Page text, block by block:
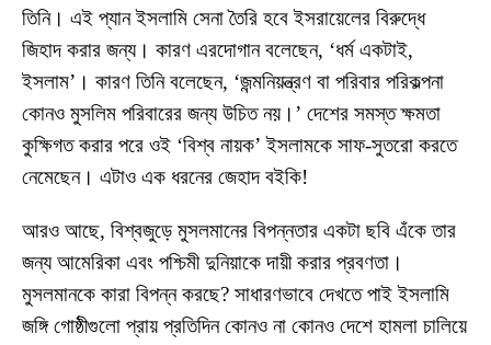
তিনি। এই প্যান ‌ইসলামি সেনা তৈরি হবে ইসরায়েলের বিরুদ্ধে
জিহাদ করার জন্য। কারণ এরদোগান বলেছেন, ‘ধর্ম একটাই,
ইসলাম’। কারণ তিনি বলেছেন, ‘জন্মনিয়ন্ত্রণ বা পরিবার পরিকল্পনা
কোনও মুসলিম পরিবারের জন্য উচিত নয়।’ দেশের সমস্ত ক্ষমতা
কুক্ষিগত করার পরে ওই ‘বিশ্ব নায়ক’ ইসলামকে সাফ-সুতরো করতে
নেমেছেন। এটাও এক ধরনের জেহাদ বইকি!
আরও আছে, বিশ্বজুড়ে মুসলমানের বিপন্নতার একটা ছবি এঁকে তার
জন্য আমেরিকা এবং পশ্চিমী দুনিয়াকে দায়ী করার প্রবণতা।
মুসলমানকে কারা বিপন্ন করছে? সাধারণভাবে দেখতে পাই ইসলামি
জঙ্গি গোষ্ঠীগুলো প্রায় প্রতিদিন কোনও না কোনও দেশে হামলা চালিয়ে